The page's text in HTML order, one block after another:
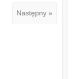
Następny »